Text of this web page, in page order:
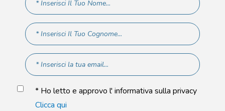
* Ho letto e approvo l' informativa sulla privacy
Clicca qui